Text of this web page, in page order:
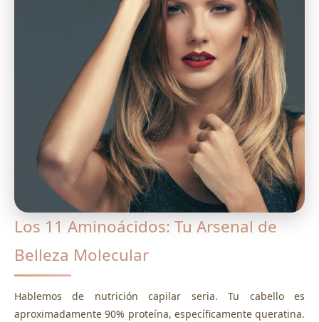
Los 11 Aminoácidos: Tu Arsenal de
Belleza Molecular
Hablemos de nutrición capilar seria. Tu cabello es
aproximadamente 90% proteína, específicamente queratina.